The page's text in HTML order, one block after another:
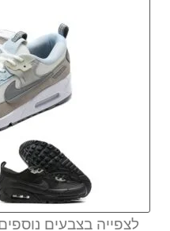
לצפייה בצבעים